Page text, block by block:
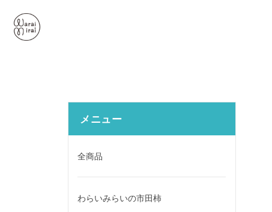
メニュー
全商品
わらいみらいの市田柿